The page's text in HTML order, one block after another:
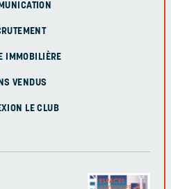
IMMOBILIÈRE
VENDUS
LE CLUB